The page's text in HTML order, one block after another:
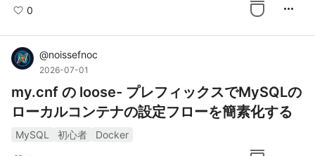
0 more_horiz
@noissefnoc
2026-07-01
my.cnf の loose- プレフィックスでMySQLの
ローカルコンテナの設定フローを簡素化する
MySQL 初心者 Docker